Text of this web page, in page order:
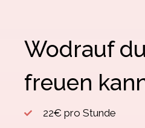
Wodrauf
freuen
22€ pro Stunde